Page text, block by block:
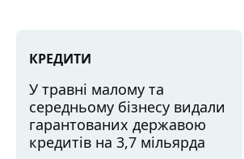
КРЕДИТИ
У травні малому та
середньому бізнесу видали
гарантованих державою
кредитів на 3,7 мільярда